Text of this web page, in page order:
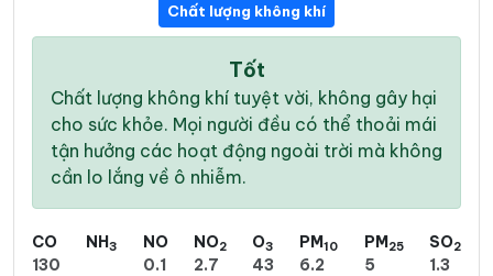
Chất lượng không khí
Tốt
Chất lượng không khí tuyệt vời, không gây hại
cho sức khỏe. Mọi người đều có thể thoải mái
tận hưởng các hoạt động ngoài trời mà không
cần lo lắng về ô nhiễm.
CO
130
NH3
NO
0.1
NO2
2.7
O3
43
PM10
6.2
PM25
5
SO2
1.3